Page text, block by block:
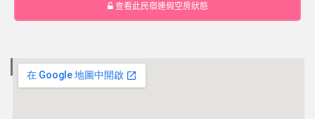
查看此民宿連假空房狀態
電子地圖 MAP